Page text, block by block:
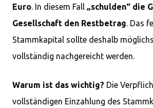
Euro. In diesem Fall „schulden“ die
Gesellschaft den Restbetrag. Das
Stammkapital sollte deshalb
vollständig nachgereicht werden.
Warum ist das wichtig? Die
vollständigen Einzahlung des